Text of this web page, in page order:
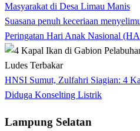
Masyarakat di Desa Limau Manis
Suasana penuh keceriaan
Peringatan Hari Anak Nasional
HNSI Sumut, Zulfahri Siagian: 4
Diduga Konselting Listrik
Lampung Selatan